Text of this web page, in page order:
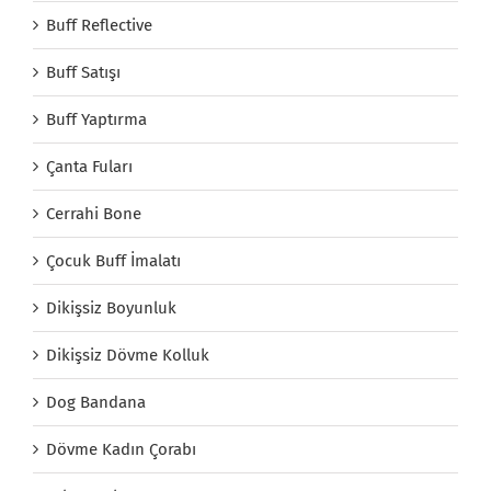
Buff Reflective
Buff Satışı
Buff Yaptırma
Çanta Fuları
Cerrahi Bone
Çocuk Buff İmalatı
Dikişsiz Boyunluk
Dikişsiz Dövme Kolluk
Dog Bandana
Dövme Kadın Çorabı